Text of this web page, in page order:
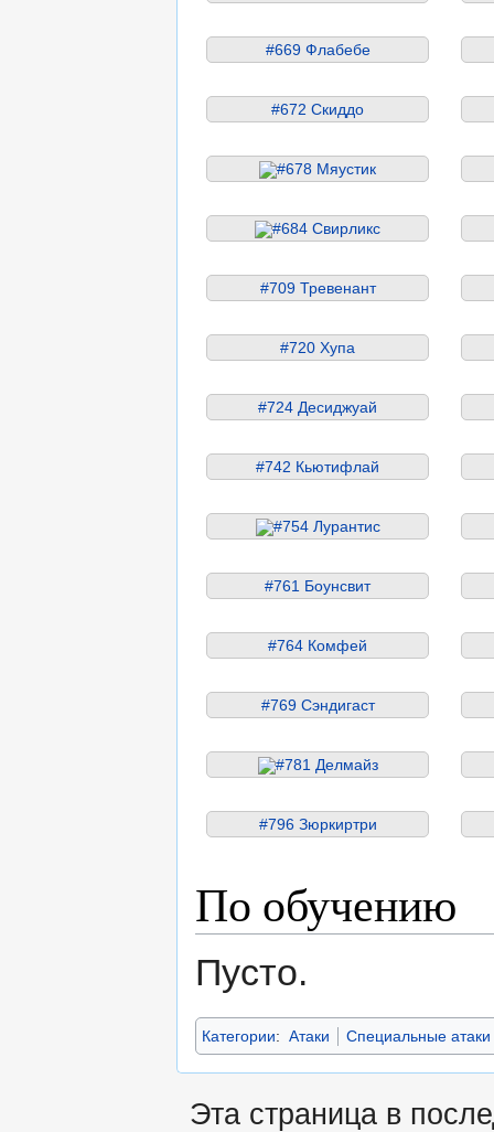
#669 Флабебе
#672 Скиддо
#678 Мяустик
#684 Свирликс
#709 Тревенант
#720 Хупа
#724 Десиджуай
#742 Кьютифлай
#754 Лурантис
#761 Боунсвит
#764 Комфей
#769 Сэндигаст
#781 Делмайз
#796 Зюркиртри
По обучению
Пусто.
Категории: Атаки Специальные атаки
Эта страница в